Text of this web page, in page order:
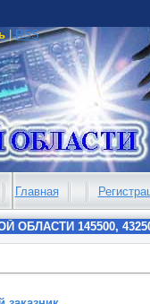
|RSS
Главная